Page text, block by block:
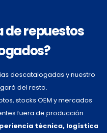
de repuestos
descatalogadas y nuestro
del resto.
stocks OEM y mercados
fuera de producción.
técnica, logística